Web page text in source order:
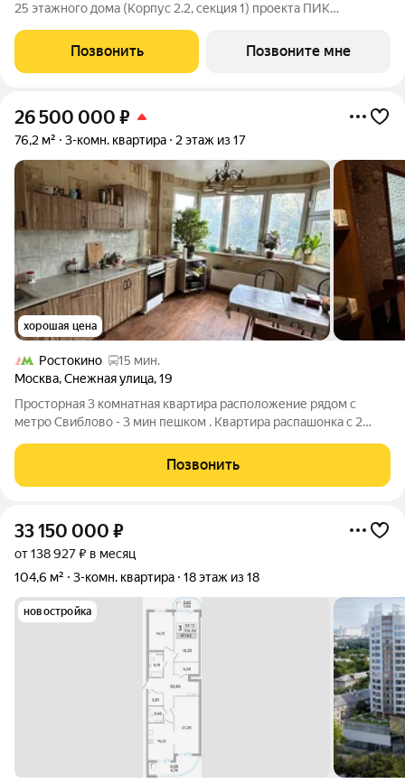
25 этажного дома (Корпус 2.2, секция 1) проекта ПИК
земли, функциональная планировка, большие окна, с отделкой.
Проект «Ярославский
Позвонить Позвоните мне
26 500 000 ₽
76,2 м² 3-комн. квартира 2 этаж из 17
хорошая цена
Ростокино
15 мин.
Москва,Снежная улица,19
Просторная 3 комнатная квартира расположение рядом с
метро Свиблово - 3 мин пешком . Квартира распашонка с 2
окном , большой и просторный холл , все комнаты
изолированы 18,9/14,7/11,20 м2 Год
Позвонить
33 150 000 ₽
от 138 927 ₽ в месяц
104,6 м²
3-комн. квартира 18 этаж из 18
новостройка